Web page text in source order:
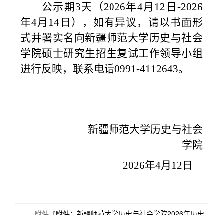
公示期 3天（2026年4月 12 日-2026
年4月 14 日），如有异议，请以书面形
式并署实名向新疆师范大学历史与社会
学院硕士研究生招生复试工作领导小组
进行反映，联系电话0991-4112643。
新疆师范大学历史与社会
学院
2026年4月 12 日
附件【附件：新疆师范大学历史与社会学院2026年历史